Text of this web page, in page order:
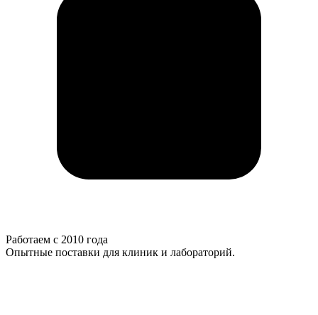
Работаем с 2010 года
Опытные поставки для клиник и лабораторий.